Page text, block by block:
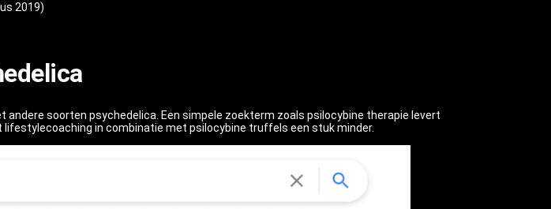
2019)
soorten psychedelica. Een simpele zoekterm zoals psilocybine therapie levert
lifestylecoaching in combinatie met psilocybine truffels een stuk minder.